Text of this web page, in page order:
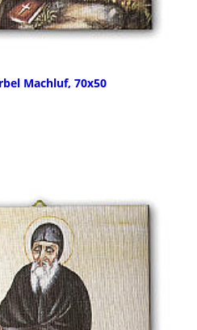
Machluf, 70x50